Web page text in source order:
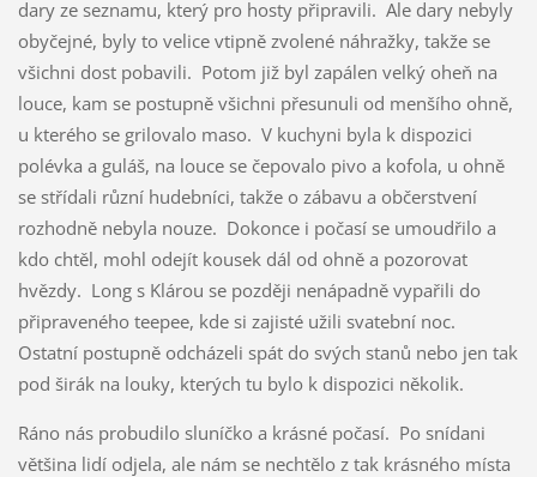
dary ze seznamu, který pro hosty připravili. Ale dary nebyly
obyčejné, byly to velice vtipně zvolené náhražky, takže se
všichni dost pobavili. Potom již byl zapálen velký oheň na
louce, kam se postupně všichni přesunuli od menšího ohně,
u kterého se grilovalo maso. V kuchyni byla k dispozici
polévka a guláš, na louce se čepovalo pivo a kofola, u ohně
se střídali různí hudebníci, takže o zábavu a občerstvení
rozhodně nebyla nouze. Dokonce i počasí se umoudřilo a
kdo chtěl, mohl odejít kousek dál od ohně a pozorovat
hvězdy. Long s Klárou se později nenápadně vypařili do
připraveného teepee, kde si zajisté užili svatební noc.
Ostatní postupně odcházeli spát do svých stanů nebo jen tak
pod širák na louky, kterých tu bylo k dispozici několik.
Ráno nás probudilo sluníčko a krásné počasí. Po snídani
většina lidí odjela, ale nám se nechtělo z tak krásného místa